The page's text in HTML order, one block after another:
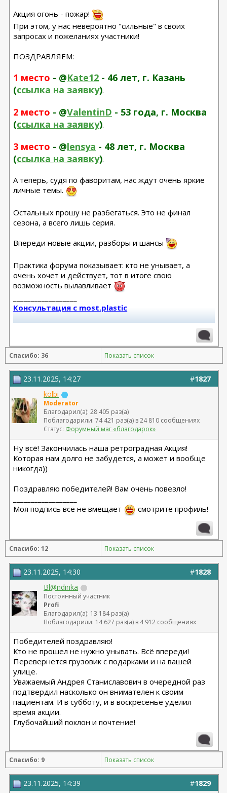
Акция огонь - пожар!
При этом, у нас невероятно "сильные" в своих
запросах и пожеланиях участники!
ПОЗДРАВЛЯЕМ:
1 место - @Kate12 - 46 лет, г. Казань
(ссылка на заявку).
2 место - @ValentinD - 53 года, г. Москва
(ссылка на заявку).
3 место - @lensya - 48 лет, г. Москва
(ссылка на заявку).
А теперь, судя по фаворитам, нас ждут очень яркие
личные темы.
Остальных прошу не разбегаться. Это не финал
сезона, а всего лишь серия.
Впереди новые акции, разборы и шансы
Практика форума показывает: кто не унывает, а
очень хочет и действует, тот в итоге свою
возможность вылавливает
Консультация с most.plastic
11.24 смас+эндо лба Барсегян Овсеп
+ липофилинг кистей рук Джимиев Мулдар (в одну оп)
Замена Мотива Эрго 475сс деми 20.03.23 Арамян
Левон,
коррекция складки 04.24 + коррекция липофилингом
Липофилинг лица + нити 10.2022 - Андрющенко
Олеся - оказалась сожжена платизма и нити стояли
там где нельзя
Рино 2020 - Константинов Бадри,
Миниабдо + грыжа 2019 - Малкаров
Спасибо: 36 Показать список
#1827
23.11.2025, 14:27
kolbi
Moderator
Благодарил(а): 28 405 раз(а)
Поблагодарили: 74 421 раз(а) в 24 810 сообщениях
Статус: Форумный маг «благодарок»
Ну всё! Закончилась наша ретроградная Акция!
Которая нам долго не забудется, а может и вообще
никогда))
Поздравляю победителей! Вам очень повезло!
Моя подпись всё не вмещает
смотрите профиль!
Спасибо: 12 Показать список
#1828
23.11.2025, 14:30
Bl@ndinka
Постоянный участник
Profi
Благодарил(а): 13 184 раз(а)
Поблагодарили: 14 627 раз(а) в 4 912 сообщениях
Победителей поздравляю!
Кто не прошел не нужно унывать. Всё впереди!
Перевернется грузовик с подарками и на вашей
улице.
Уважаемый Андрея Станиславович в очередной раз
подтвердил насколько он внимателен к своим
пациентам. И в субботу, и в воскресенье уделил
время акции.
Глубочайший поклон и почтение!
Спасибо: 9 Показать список
#1829
23.11.2025, 14:39